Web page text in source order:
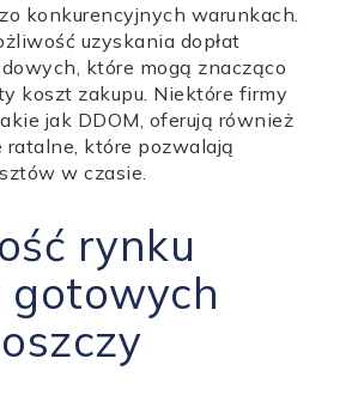
konkurencyjnych warunkach.
uzyskania dopłat
które mogą znacząco
koszt zakupu. Niektóre firmy
jak DDOM, oferują również
ratalne, które pozwalają
w czasie.
rynku
gotowych